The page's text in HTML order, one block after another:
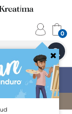
dig af
– køb her »